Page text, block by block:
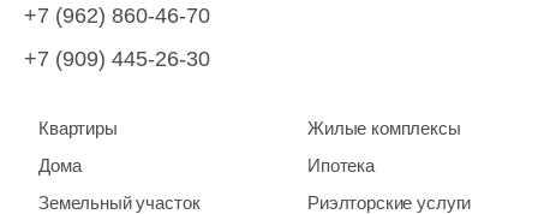
+7 (962) 860-46-70
+7 (909) 445-26-30
Квартиры
Дома
Земельный участок
Жилые комплексы
Ипотека
Риэлторские услуги